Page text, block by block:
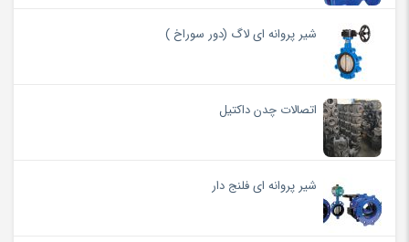
شیر پروانه ای لاگ (دور سوراخ )
اتصالات چدن داکتیل
شیر پروانه ای فلنج دار